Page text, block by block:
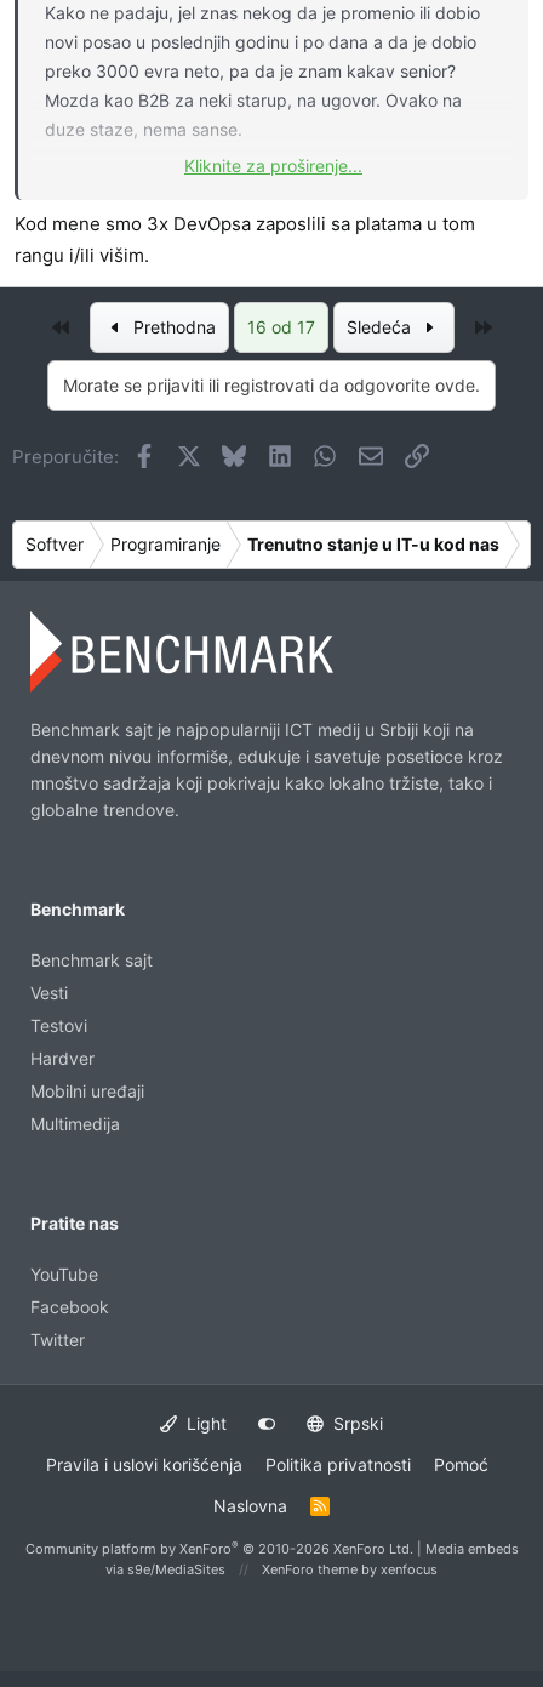
Kako ne padaju, jel znas nekog da je promenio ili dobio
novi posao u poslednjih godinu i po dana a da je dobio
preko 3000 evra neto, pa da je znam kakav senior?
Mozda kao B2B za neki starup, na ugovor. Ovako na
duze staze, nema sanse.
onoliko a grcevito se drze pozicije koju imaju u firmi u
kojoj su zaposleni sa tim platama, sutra da ostanu bez
tri ponude u prvih sest meseci seci me gde sam najtanji.
Kliknite za proširenje...
Kod mene smo 3x DevOpsa zaposlili sa platama u tom
rangu i/ili višim.
Prethodna 16 od 17 Sledeća
Morate se prijaviti ili registrovati da odgovorite ovde.
Preporučite: Facebook BlueskyLinkedInWhatsApp
Imejl Link
Softver Programiranje Trenutno stanje u IT-u kod nas
Benchmark sajt je najpopularniji ICT medij u Srbiji koji na
dnevnom nivou informiše, edukuje i savetuje posetioce kroz
mnoštvo sadržaja koji pokrivaju kako lokalno tržiste, tako i
globalne trendove.
Benchmark
Benchmark sajt
Vesti
Testovi
Hardver
Mobilni uređaji
Multimedija
Pratite nas
YouTube
Facebook
Twitter
Light
Srpski
Pravila i uslovi korišćenja
Politika privatnosti
Pomoć
Naslovna
R
S
Community platform by XenForo® © 2010-2026 XenForo Ltd.
Media embeds
via s9e/MediaSites
XenForo theme by xenfocus